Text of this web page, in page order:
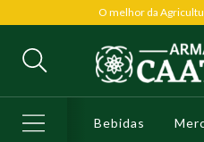
O melhor da
Bebidas